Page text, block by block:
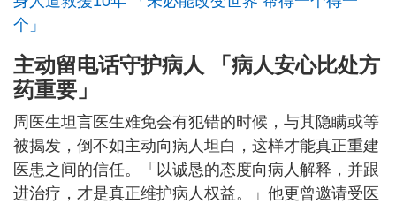
个」
主动留电话守护病人 「病人安心比处方
药重要」
周医生坦言医生难免会有犯错的时候，与其隐瞒或等
被揭发，倒不如主动向病人坦白，这样才能真正重建
医患之间的信任。「以诚恳的态度向病人解释，并跟
进治疗，才是真正维护病人权益。」他更曾邀请受医